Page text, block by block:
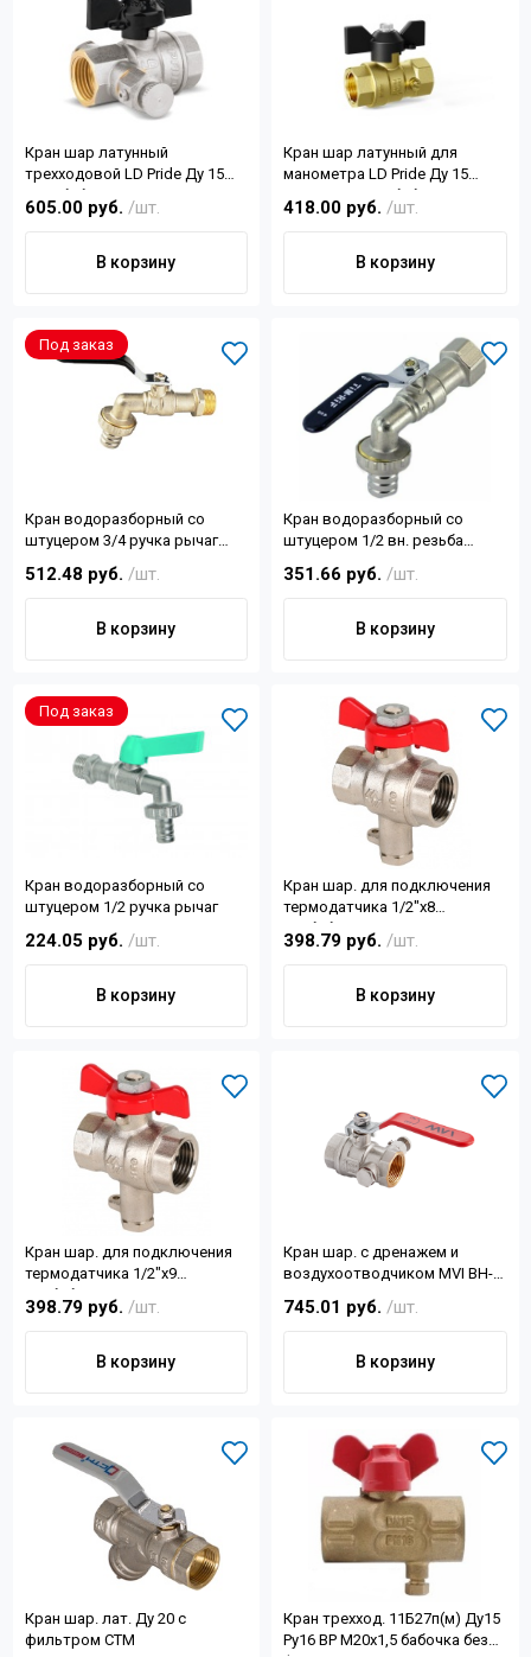
Кран шар латунный
трехходовой LD Pride Ду 15
Ру40 бабочка с дренажем и
воздухоотводчиком артикул
605.00 руб. /шт.
В корзину
Кран шар латунный для
манометра LD Pride Ду 15
М20х1,5 ВН-ВН бабочка Ру16
418.00 руб. /шт.
В корзину
Под заказ
Кран водоразборный со
штуцером 3/4 ручка рычаг
512.48 руб. /шт.
В корзину
Кран водоразборный со
штуцером 1/2 вн. резьба
ручка рычаг ТИМ
351.66 руб. /шт.
В корзину
Под заказ
Кран водоразборный со
штуцером 1/2 ручка рычаг
224.05 руб. /шт.
В корзину
Кран шар. для подключения
термодатчика 1/2"x8
мм,бабочка MVI
398.79 руб. /шт.
В корзину
Кран шар. для подключения
термодатчика 1/2"x9
мм,бабочка MVI
398.79 руб. /шт.
В корзину
Кран шар. с дренажем и
воздухоотводчиком MVI ВН-
ВН ручка Ду20
745.01 руб. /шт.
В корзину
Кран шар. лат. Ду 20 с
фильтром СТМ
Кран трехход. 11Б27п(м) Ду15
Ру16 ВР М20х1,5 бабочка без